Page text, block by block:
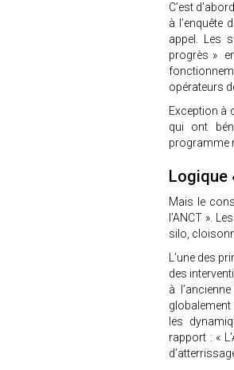
C’est
à l’enquête
appel. Les
progrès »
opérateurs
Exception à
qui ont
programme
Logique
Mais le
l’ANCT ».
silo,
L’une des
des
à
globalement
les
rapport : «